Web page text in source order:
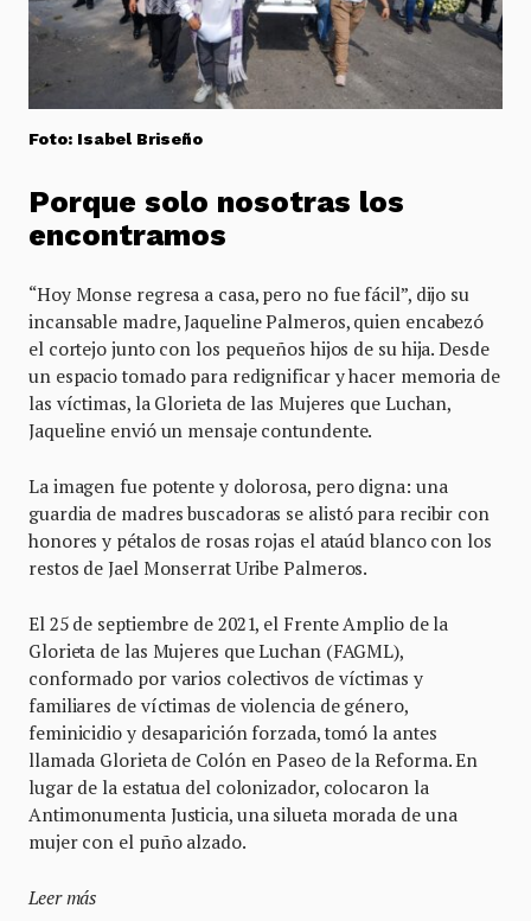
Foto: Isabel Briseño
Porque solo nosotras los
encontramos
“Hoy Monse regresa a casa, pero no fue fácil”, dijo su
incansable madre, Jaqueline Palmeros, quien encabezó
el cortejo junto con los pequeños hijos de su hija. Desde
un espacio tomado para redignificar y hacer memoria de
las víctimas, la Glorieta de las Mujeres que Luchan,
Jaqueline envió un mensaje contundente.
La imagen fue potente y dolorosa, pero digna: una
guardia de madres buscadoras se alistó para recibir con
honores y pétalos de rosas rojas el ataúd blanco con los
restos de Jael Monserrat Uribe Palmeros.
El 25 de septiembre de 2021, el Frente Amplio de la
Glorieta de las Mujeres que Luchan (FAGML),
conformado por varios colectivos de víctimas y
familiares de víctimas de violencia de género,
feminicidio y desaparición forzada, tomó la antes
llamada Glorieta de Colón en Paseo de la Reforma. En
lugar de la estatua del colonizador, colocaron la
Antimonumenta Justicia, una silueta morada de una
mujer con el puño alzado.
Leer más